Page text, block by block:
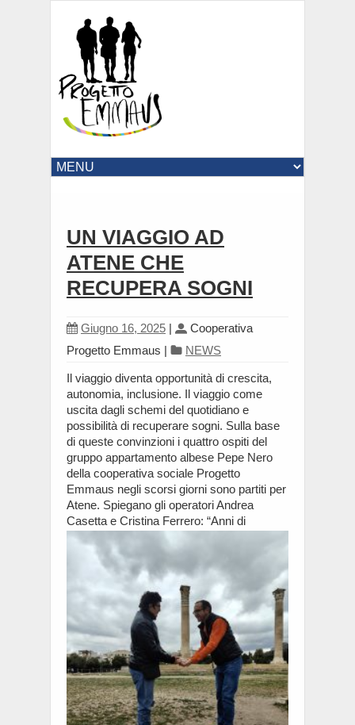
UN VIAGGIO AD
ATENE CHE
RECUPERA SOGNI
Giugno 16, 2025 |
Cooperativa
Progetto Emmaus | NEWS
Il viaggio diventa opportunità di crescita,
autonomia, inclusione. Il viaggio come
uscita dagli schemi del quotidiano e
possibilità di recuperare sogni. Sulla base
di queste convinzioni i quattro ospiti del
gruppo appartamento albese Pepe Nero
della cooperativa sociale Progetto
Emmaus negli scorsi giorni sono partiti per
Atene. Spiegano gli operatori Andrea
Casetta e Cristina Ferrero: “Anni di